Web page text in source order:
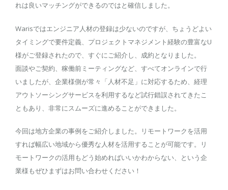
れは良いマッチングができるのではと確信しました。
Warisではエンジニア人材の登録は少ないのですが、ちょうどよい
タイミングで要件定義、プロジェクトマネジメント経験の豊富なU
様がご登録されたので、すぐにご紹介し、成約となりました。
面談やご契約、稼働前ミーティングなど、すべてオンラインで行
いましたが、企業様側が常々「人材不足」に対応するため、経理
アウトソーシングサービスを利用するなど試行錯誤されてきたこ
ともあり、非常にスムーズに進めることができました。
今回は地方企業の事例をご紹介しました。リモートワークを活用
すれば幅広い地域から優秀な人材を活用することが可能です。リ
モートワークの活用もどう始めればいいかわからない、という企
業様もぜひまずはお問い合わせください！